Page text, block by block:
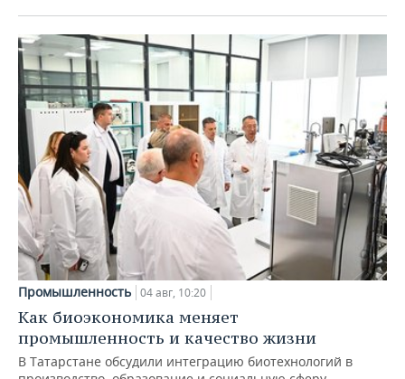
Промышленность 04 авг, 10:20
Как биоэкономика меняет
промышленность и качество жизни
В Татарстане обсудили интеграцию биотехнологий в